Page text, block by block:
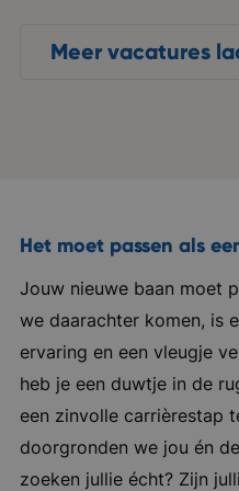
hetzelfde doel voor
Meer vacatures
Het moet passen als
Jouw nieuwe baan moet
we daarachter komen, is
ervaring en een vleugje
heb je een duwtje in de
een zinvolle carrièrestap
doorgronden we jou én
zoeken jullie écht? Zijn